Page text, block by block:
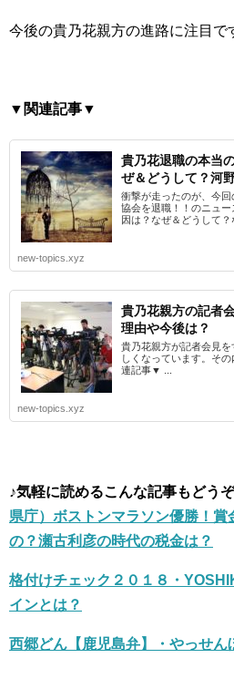
今後の貴乃花親方の進路に注目で
▼関連記事▼
貴乃花退職の本当
ぜ＆どうして？河
衝撃が走ったのが、今
協会を退職！！のニュ
因は？なぜ＆どうして？
new-topics.xyz
貴乃花親方の記者
理由や今後は？
貴乃花親方が記者会見
しくなっています。そ
連記事▼ ...
new-topics.xyz
♪気軽に読めるこんな記事もど
県庁）ボストンマラソン優勝！賞
の？瀬古利彦の時代の税金は？
格付けチェック２０１８・
インとは？
西郷どん【鹿児島弁】・やっせん